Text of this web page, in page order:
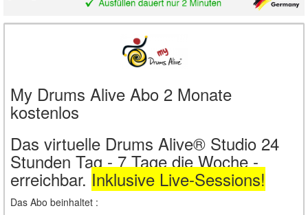
My Drums Alive Abo 2 Monate
kostenlos
Das virtuelle Drums Alive® Studio 24
Stunden Tag - 7 Tage die Woche -
erreichbar. Inklusive Live-Sessions!
Das Abo beinhaltet :